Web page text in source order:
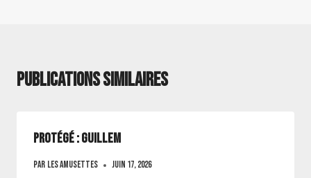
Publications similaires
Protégé : Guillem
Par Les amusettes juin 17, 2026